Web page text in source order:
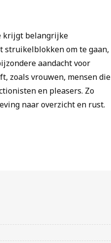
krijgt belangrijke
struikelblokken om te gaan,
aandacht voor
zoals vrouwen, mensen die
en pleasers. Zo
naar overzicht en rust.